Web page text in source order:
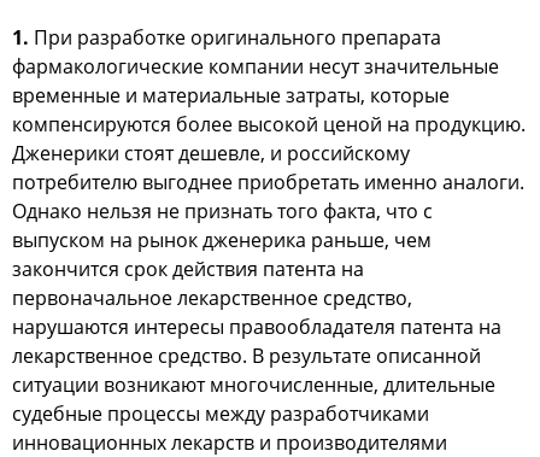
1. При разработке оригинального препарата
фармакологические компании несут значительные
временные и материальные затраты, которые
компенсируются более высокой ценой на продукцию.
Дженерики стоят дешевле, и российскому
потребителю выгоднее приобретать именно аналоги.
Однако нельзя не признать того факта, что с
выпуском на рынок дженерика раньше, чем
закончится срок действия патента на
первоначальное лекарственное средство,
нарушаются интересы правообладателя патента на
лекарственное средство. В результате описанной
ситуации возникают многочисленные, длительные
судебные процессы между разработчиками
инновационных лекарств и производителями